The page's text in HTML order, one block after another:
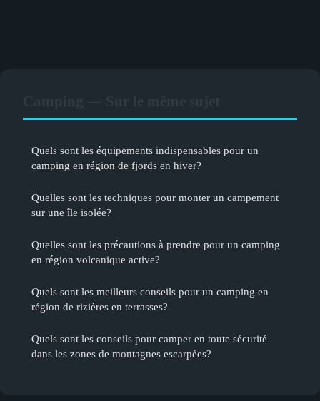
Quels sont les équipements indispensables pour un
camping en région de fjords en hiver?
Quelles sont les techniques pour monter un campement
sur une île isolée?
Quelles sont les précautions à prendre pour un camping
en région volcanique active?
Quels sont les meilleurs conseils pour un camping en
région de rizières en terrasses?
Quels sont les conseils pour camper en toute sécurité
dans les zones de montagnes escarpées?